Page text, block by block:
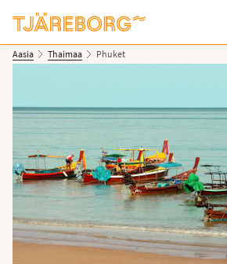
Aasia Thaimaa Phuket
Näytä kuvia